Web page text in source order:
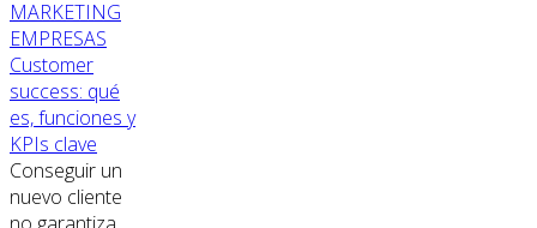
MARKETING
EMPRESAS
Customer
success: qué
es, funciones y
KPIs clave
Conseguir un
nuevo cliente